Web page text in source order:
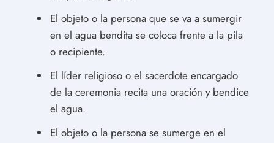
El objeto o la persona que se va a sumergir
en el agua bendita se coloca frente a la pila
o recipiente.
El líder religioso o el sacerdote encargado
de la ceremonia recita una oración y bendice
el agua.
El objeto o la persona se sumerge en el